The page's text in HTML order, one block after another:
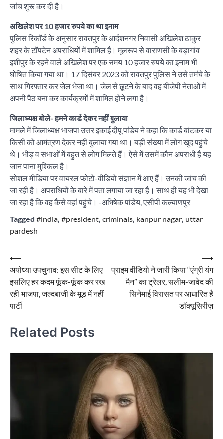
जांच शुरू कर दी है।
अखिलेश पर 10 हजार रुपये का था इनाम
पुलिस रिकॉर्ड के अनुसार रावतपुर के आर्दशनगर निवासी अखिलेश ठाकुर
शहर के टॉपटेन अपराधियों में शामिल है। मूलरूप से वाराणसी के बड़ागांव
इशीपुर के रहने वाले अखिलेश पर एक समय 10 हजार रुपये का इनाम भी
घोषित किया गया था। 17 दिसंबर 2023 को रावतपुर पुलिस ने उसे तमंचे के
साथ गिरफ्तार कर जेल भेजा था। जेल से छूटने के बाद वह बीजेपी नेताओं में
अपनी पैठ बना कर कार्यक्रमों में शामिल होने लगा है।
जिलाध्यक्ष बोले- हमने कार्ड देकर नहीं बुलाया
मामले में जिलाध्यक्ष भाजपा उत्तर इकाई दीपू पांडेय ने कहा कि कार्ड बांटकर या
किसी को आमंत्रण देकर नहीं बुलाया गया था। बड़ी संख्या में लोग खुद पहुंचे
थे। भीड़ व सभाओं में बहुत से लोग मिलते हैं। ऐसे में उसमें कौन अपराधी है यह
जान पाना मुश्किल है।
सोशल मीडिया पर वायरल फोटो-वीडियो संज्ञान में आए हैं। उनकी जांच की
जा रही है। अपराधियों के बारे में पता लगाया जा रहा है। साथ ही यह भी देखा
जा रहा है कि वह कैसे वहां पहुंचे। -अभिषेक पांडेय, एसीपी कल्याणपुर
Tagged #india, #president, criminals, kanpur nagar, uttar
pardesh
Post
navigation
⟵
अयोध्या उपचुनाव: इस सीट के लिए
इसलिए हर कदम फूंक-फूंक कर रख
रही भाजपा, जल्दबाजी के मूड में नहीं
पार्टी
प्राइम वीडियो ने जारी किया “एंग्री यंग
मैन” का ट्रेलर, सलीम-जावेद की
सिनेमाई विरासत पर आधारित है
डॉक्यूसिरीज़
⟶
Related Posts